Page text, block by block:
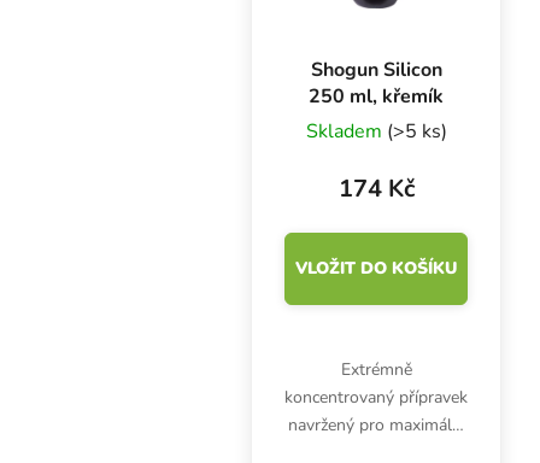
Shogun Silicon
250 ml, křemík
Skladem (>5 ks)
174 Kč
VLOŽIT DO KOŠÍKU
Extrémně
koncentrovaný přípravek
navržený pro maximální